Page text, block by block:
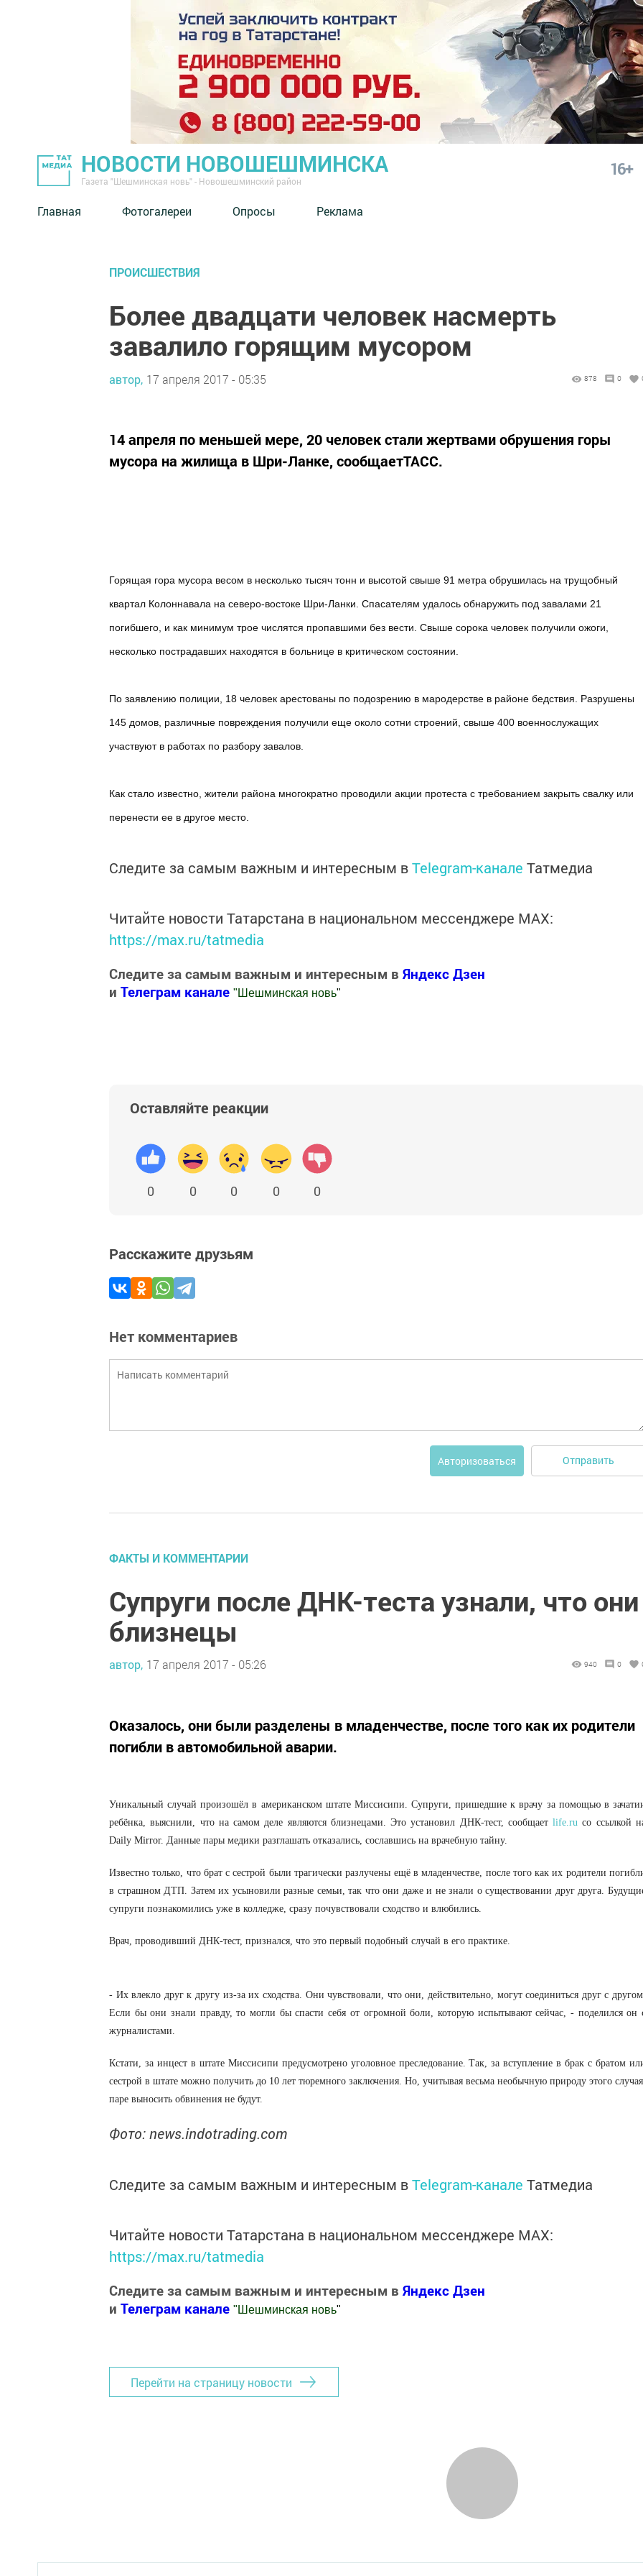
НОВОСТИ НОВОШЕШМИНСКА
Газета "Шешминская новь" - Новошешминский район
16+
Главная Фотогалереи Опросы Реклама
ПРОИСШЕСТВИЯ
Более двадцати человек насмерть
завалило горящим мусором
автор, 17 апреля 2017 - 05:35 878 0
14 апреля по меньшей мере, 20 человек стали жертвами обрушения горы
мусора на жилища в Шри-Ланке, сообщаетТАСС.
Горящая гора мусора весом в несколько тысяч тонн и высотой свыше 91 метра обрушилась на трущобный
квартал Колоннавала на северо-востоке Шри-Ланки. Спасателям удалось обнаружить под завалами 21
погибшего, и как минимум трое числятся пропавшими без вести. Свыше сорока человек получили ожоги,
несколько пострадавших находятся в больнице в критическом состоянии.
По заявлению полиции, 18 человек арестованы по подозрению в мародерстве в районе бедствия. Разрушены
145 домов, различные повреждения получили еще около сотни строений, свыше 400 военнослужащих
участвуют в работах по разбору завалов.
Как стало известно, жители района многократно проводили акции протеста с требованием закрыть свалку или
перенести ее в другое место.
Следите за самым важным и интересным вTelegram-канале Татмедиа
Читайте новости Татарстана в национальном мессенджере MАХ:
https://max.ru/tatmedia
Следите за самым важным и интересным в Яндекс Дзен
и Телеграм канале " Шешминская новь"
Оставляйте реакции
0 0 0 0 0
Расскажите друзьям
Нет комментариев
Авторизоваться Отправить
ФАКТЫ И КОММЕНТАРИИ
Супруги после ДНК-теста узнали, что они
близнецы
автор, 17 апреля 2017 - 05:26 940 0
Оказалось, они были разделены в младенчестве, после того как их родители
погибли в автомобильной аварии.
Уникальный случай произошёл в американском штате Миссисипи. Супруги, пришедшие к врачу за помощью в
ребёнка, выяснили, что на самом деле являются близнецами. Это установил ДНК-тест, сообщаетlife.ru со ссылкой
Daily Mirror. Данные пары медики разглашать отказались, сославшись на врачебную тайну.
Известно только, что брат с сестрой были трагически разлучены ещё в младенчестве, после того как их родители
в страшном ДТП. Затем их усыновили разные семьи, так что они даже и не знали о существовании друг друга.
супруги познакомились уже в колледже, сразу почувствовали сходство и влюбились.
Врач, проводивший ДНК-тест, признался, что это первый подобный случай в его практике.
- Их влекло друг к другу из-за их сходства. Они чувствовали, что они, действительно, могут соединиться друг с другом.
Если бы они знали правду, то могли бы спасти себя от огромной боли, которую испытывают сейчас, - поделился он
журналистами.
Кстати, за инцест в штате Миссисипи предусмотрено уголовное преследование. Так, за вступление в брак с братом
сестрой в штате можно получить до 10 лет тюремного заключения. Но, учитывая весьма необычную природу этого случая,
паре выносить обвинения не будут.
Фото: news.indotrading.com
Следите за самым важным и интересным вTelegram-канале Татмедиа
Читайте новости Татарстана в национальном мессенджере MАХ:
https://max.ru/tatmedia
Следите за самым важным и интересным в Яндекс Дзен
и Телеграм канале " Шешминская новь"
Перейти на страницу новости